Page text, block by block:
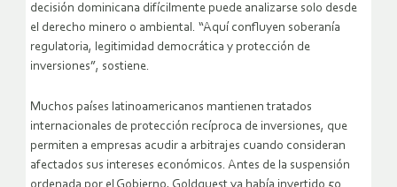
decisión dominicana difícilmente puede analizarse solo desde
el derecho minero o ambiental. “Aquí confluyen soberanía
regulatoria, legitimidad democrática y protección de
inversiones”, sostiene.
Muchos países latinoamericanos mantienen tratados
internacionales de protección recíproca de inversiones, que
permiten a empresas acudir a arbitrajes cuando consideran
afectados sus intereses económicos. Antes de la suspensión